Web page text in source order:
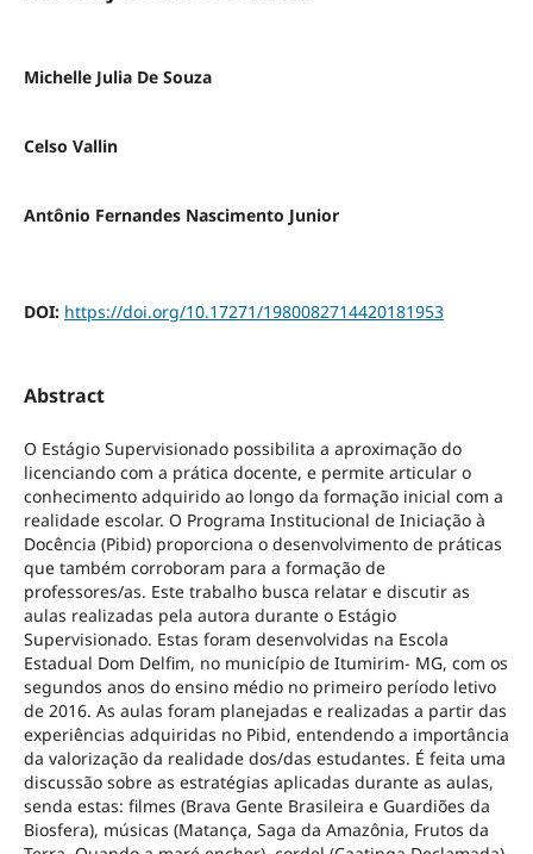
Michelle Julia De Souza
Celso Vallin
Antônio Fernandes Nascimento Junior
DOI: https://doi.org/10.17271/1980082714420181953
Abstract
O Estágio Supervisionado possibilita a aproximação do
licenciando com a prática docente, e permite articular o
conhecimento adquirido ao longo da formação inicial com a
realidade escolar. O Programa Institucional de Iniciação à
Docência (Pibid) proporciona o desenvolvimento de práticas
que também corroboram para a formação de
professores/as. Este trabalho busca relatar e discutir as
aulas realizadas pela autora durante o Estágio
Supervisionado. Estas foram desenvolvidas na Escola
Estadual Dom Delfim, no município de Itumirim- MG, com os
segundos anos do ensino médio no primeiro período letivo
de 2016. As aulas foram planejadas e realizadas a partir das
experiências adquiridas no Pibid, entendendo a importância
da valorização da realidade dos/das estudantes. É feita uma
discussão sobre as estratégias aplicadas durante as aulas,
senda estas: filmes (Brava Gente Brasileira e Guardiões da
Biosfera), músicas (Matança, Saga da Amazônia, Frutos da